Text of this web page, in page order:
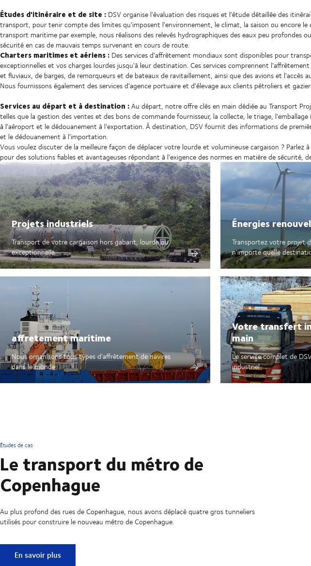
Études d'itinéraire et de site : DSV organise l'évaluation des risques et l'étude détaillée des
transport, pour tenir compte des limites qu'imposent l'environnement, le climat, la saison ou encore le
transport maritime par exemple, nous réalisons des relevés hydrographiques des eaux peu profondes
sécurité en cas de mauvais temps survenant en cours de route.
Charters maritimes et aériens : Des services d'affrètement mondiaux sont disponibles pour
exceptionnelles et vos charges lourdes jusqu'à leur destination. Ces services comprennent
et fluviaux, de barges, de remorqueurs et de bateaux de ravitaillement, ainsi que des avions et l'accès
Nous fournissons également des services d'agence portuaire et d'élevage aux clients pétroliers et
Services au départ et à destination :Au départ, notre offre clés en main dédiée au Transport
telles que la gestion des ventes et des bons de commande fournisseur, la collecte, le triage,
à l'aéroport et le dédouanement à l'exportation. À destination, DSV fournit des informations de
et le dédouanement à l'importation.
Vous voulez discuter de la meilleure façon de déplacer votre lourde et volumineuse cargaison ? Parlez
pour des solutions fiables et avantageuses répondant à l'exigence des normes en matière de sécurité,
Projets industriels
Transport de votre cargaison hors gabarit, lourde ou
exceptionnelle
Énergies
Transportez votre projet
n'importe quelle
affretement maritime
Nous organisons tous types d'affrètement de navires
dans le monde
Votre transfert
main
Le service complet de
industriel
Études de cas
Le transport du métro de
Copenhague
Au plus profond des rues de Copenhague, nous avons déplacé quatre gros tunneliers
utilisés pour construire le nouveau métro de Copenhague.
Le transport du métro de Copenhague
En savoir plus